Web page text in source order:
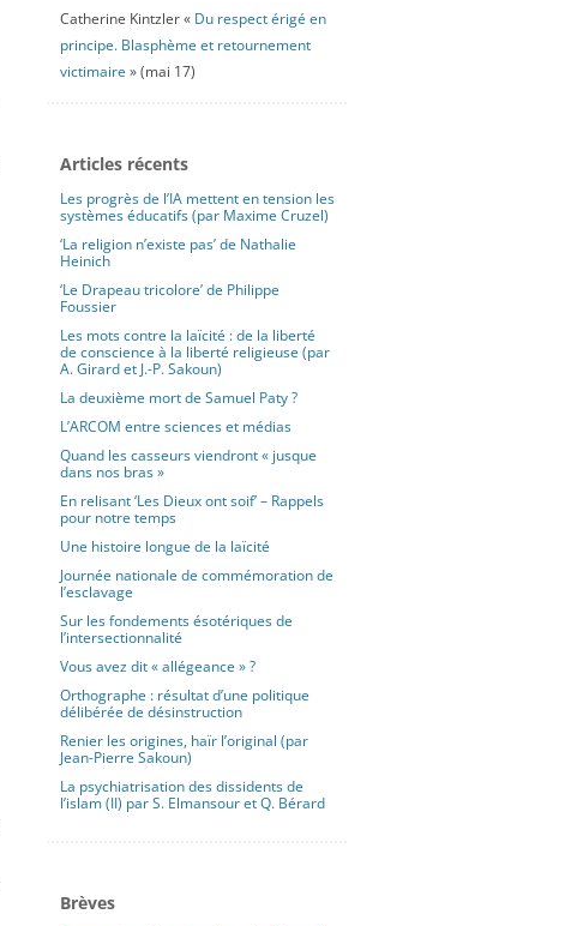
Catherine Kintzler « Du respect érigé en
principe. Blasphème et retournement
victimaire » (mai 17)
Articles récents
Les progrès de l’IA mettent en tension les
systèmes éducatifs (par Maxime Cruzel)
‘La religion n’existe pas’ de Nathalie
Heinich
‘Le Drapeau tricolore’ de Philippe
Foussier
Les mots contre la laïcité : de la liberté
de conscience à la liberté religieuse (par
A. Girard et J.-P. Sakoun)
La deuxième mort de Samuel Paty ?
L’ARCOM entre sciences et médias
Quand les casseurs viendront « jusque
dans nos bras »
En relisant ‘Les Dieux ont soif’ – Rappels
pour notre temps
Une histoire longue de la laïcité
Journée nationale de commémoration de
l’esclavage
Sur les fondements ésotériques de
l’intersectionnalité
Vous avez dit « allégeance » ?
Orthographe : résultat d’une politique
délibérée de désinstruction
Renier les origines, haïr l’original (par
Jean-Pierre Sakoun)
La psychiatrisation des dissidents de
l’islam (II) par S. Elmansour et Q. Bérard
Brèves